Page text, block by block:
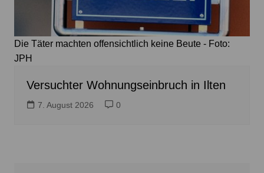
Die Täter machten offensichtlich keine Beute - Foto:
JPH
Versuchter Wohnungseinbruch in Ilten
7. August 2026 0